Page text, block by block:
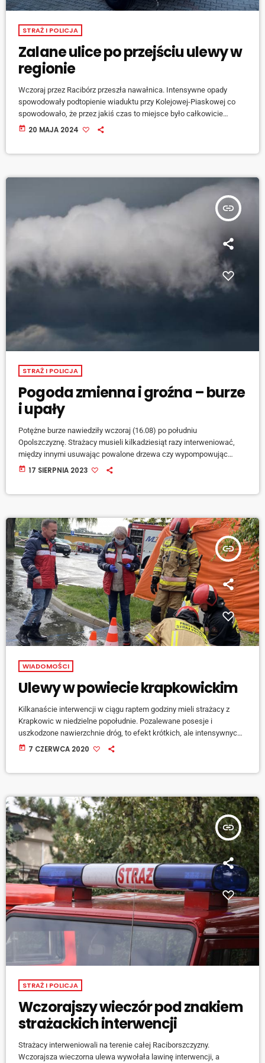
STRAŻ I POLICJA
Zalane ulice po przejściu ulewy w
regionie
Wczoraj przez Racibórz przeszła nawałnica. Intensywne opady
spowodowały podtopienie wiaduktu przy Kolejowej-Piaskowej co
spowodowało, że przez jakiś czas to miejsce było całkowicie
nieprzejezdne. Przy Kolejowej jeszcze przed zamknięciem drogi,
today 20 MAJA 2024
insert_link
STRAŻ I POLICJA
Pogoda zmienna i groźna – burze
i upały
Potężne burze nawiedziły wczoraj (16.08) po południu
Opolszczyznę. Strażacy musieli kilkadziesiąt razy interweniować,
między innymi usuwając powalone drzewa czy wypompowując
wodę z posesji. W gminie Lasowice Wielkie konar spadł na tory
kolejnych dniach pogoda […]
today 17 SIERPNIA 2023
insert_link
WIADOMOŚCI
Ulewy w powiecie krapkowickim
Kilkanaście interwencji w ciągu raptem godziny mieli strażacy z
Krapkowic w niedzielne popołudnie. Pozalewane posesje i
uszkodzone nawierzchnie dróg, to efekt krótkich, ale intensywnych
opadów deszczu. Tym razem nie ucierpiał krapkowicki szpital, co
wojewódzkiej 409 w Krapkowicach na skrzyżowaniu ulicy […]
today 7 CZERWCA 2020
insert_link
STRAŻ I POLICJA
Wczorajszy wieczór pod znakiem
strażackich interwencji
Strażacy interweniowali na terenie całej Raciborszczyzny.
Wczorajsza wieczorna ulewa wywołała lawinę interwencji, a